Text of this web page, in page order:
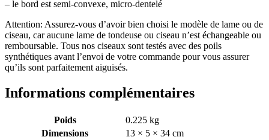
– le bord est semi-convexe, micro-dentelé
Attention: Assurez-vous d’avoir bien choisi le modèle de lame ou de
ciseau, car aucune lame de tondeuse ou ciseau n’est échangeable ou
remboursable. Tous nos ciseaux sont testés avec des poils
synthétiques avant l’envoi de votre commande pour vous assurer
qu’ils sont parfaitement aiguisés.
Informations complémentaires
Poids
0.225 kg
Dimensions
13 × 5 × 34 cm